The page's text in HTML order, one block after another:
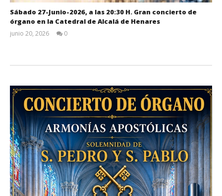
Sábado 27-Junio-2026, a las 20:30 H. Gran concierto de
órgano en la Catedral de Alcalá de Henares
junio 20, 2026
0